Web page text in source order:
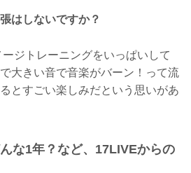
はしないですか？
ジトレーニングをいっぱいして
大きい音で音楽がバーン！って流
とすごい楽しみだという思いがあ
な1年？など、17LIVEからの